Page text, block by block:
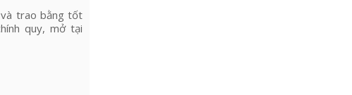
và trao bằng tốt
quy, mở tại